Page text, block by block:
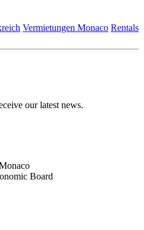
Vermietungen Monaco Rentals
our latest news.